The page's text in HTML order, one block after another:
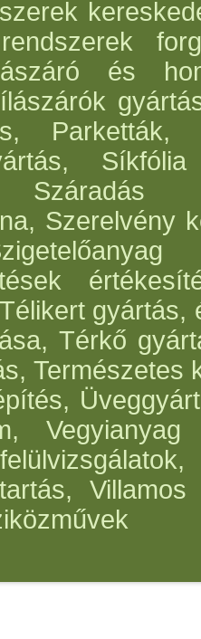
és
Parketták,
Száradás
Szerelvény
gyártás,
Térkő
Természetes